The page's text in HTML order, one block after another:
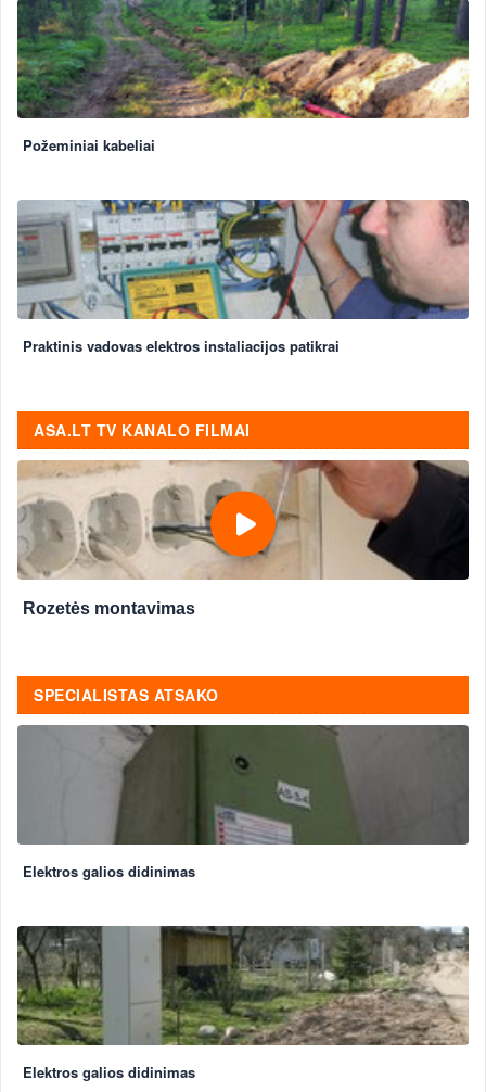
Požeminiai kabeliai
Praktinis vadovas elektros instaliacijos patikrai
ASA.LT TV KANALO FILMAI
Rozetės montavimas
SPECIALISTAS ATSAKO
Elektros galios didinimas
Elektros galios didinimas